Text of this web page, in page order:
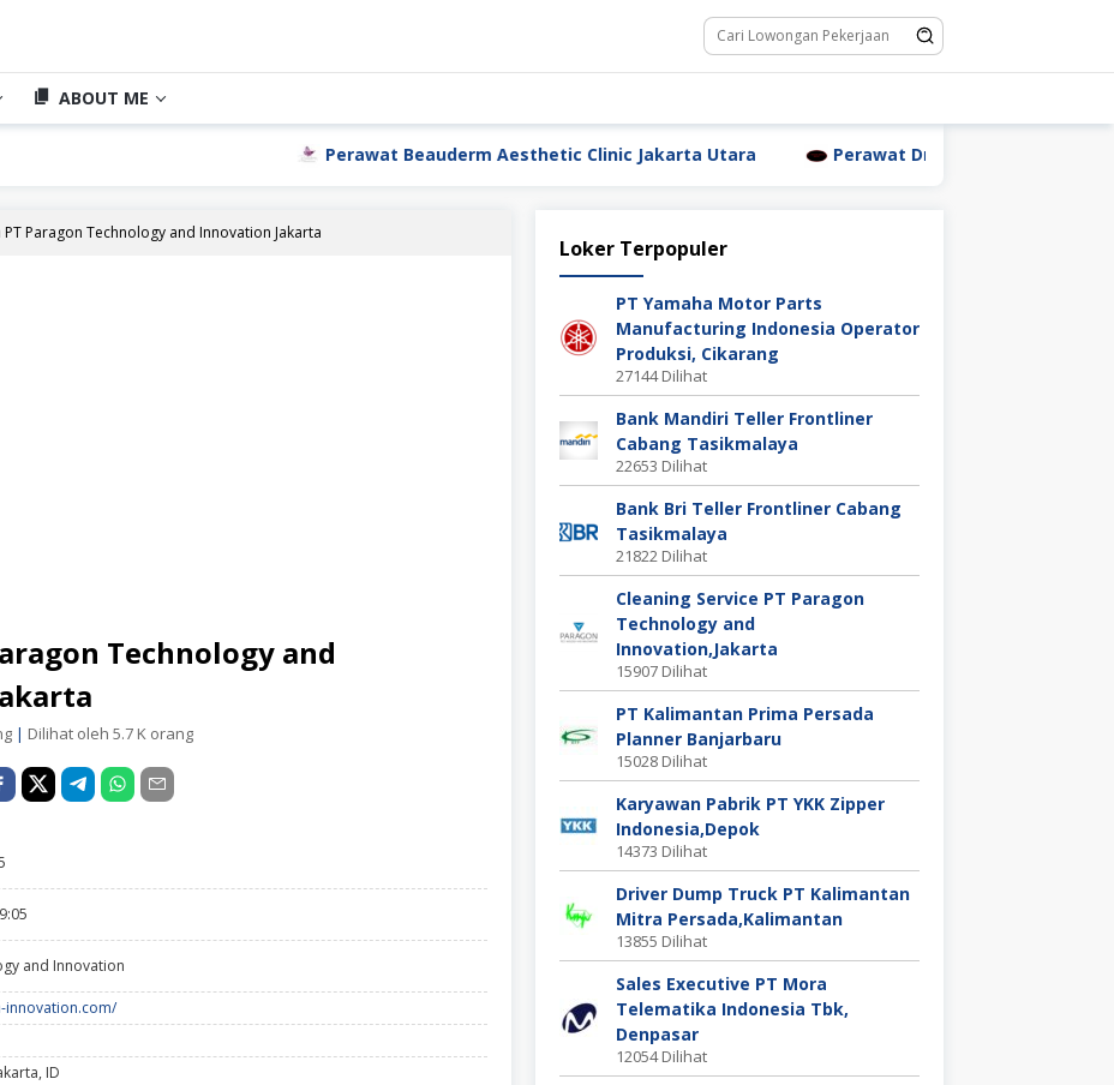
ABOUT ME
Perawat Beauderm Aesthetic Clinic Jakarta Utara Perawat Dr. Triyanti Sundari Jakarta Utara
PT Paragon Technology and Innovation Jakarta
Technology and
| Dilihat oleh 5.7 K orang
and Innovation
innovation.com/
ID
Loker Terpopuler
PT Yamaha Motor Parts
Manufacturing Indonesia Operator
Produksi, Cikarang
27144 Dilihat
Bank Mandiri Teller Frontliner
Cabang Tasikmalaya
22653 Dilihat
Bank Bri Teller Frontliner Cabang
Tasikmalaya
21822 Dilihat
Cleaning Service PT Paragon
Technology and
Innovation,Jakarta
15907 Dilihat
PT Kalimantan Prima Persada
Planner Banjarbaru
15028 Dilihat
Karyawan Pabrik PT YKK Zipper
Indonesia,Depok
14373 Dilihat
Driver Dump Truck PT Kalimantan
Mitra Persada,Kalimantan
13855 Dilihat
Sales Executive PT Mora
Telematika Indonesia Tbk,
Denpasar
12054 Dilihat